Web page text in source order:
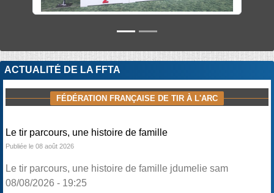
ACTUALITÉ DE LA FFTA
FÉDÉRATION FRANÇAISE DE TIR À L'ARC
Le tir parcours, une histoire de famille
Publiée le 08 août 2026
Le tir parcours, une histoire de famille jdumelie sam
08/08/2026 - 19:25